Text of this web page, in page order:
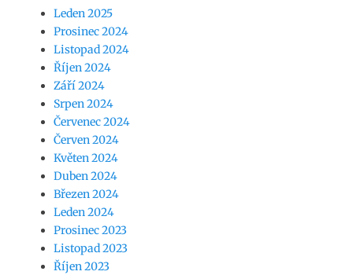
Leden 2025
Prosinec 2024
Listopad 2024
Říjen 2024
Září 2024
Srpen 2024
Červenec 2024
Červen 2024
Květen 2024
Duben 2024
Březen 2024
Leden 2024
Prosinec 2023
Listopad 2023
Říjen 2023